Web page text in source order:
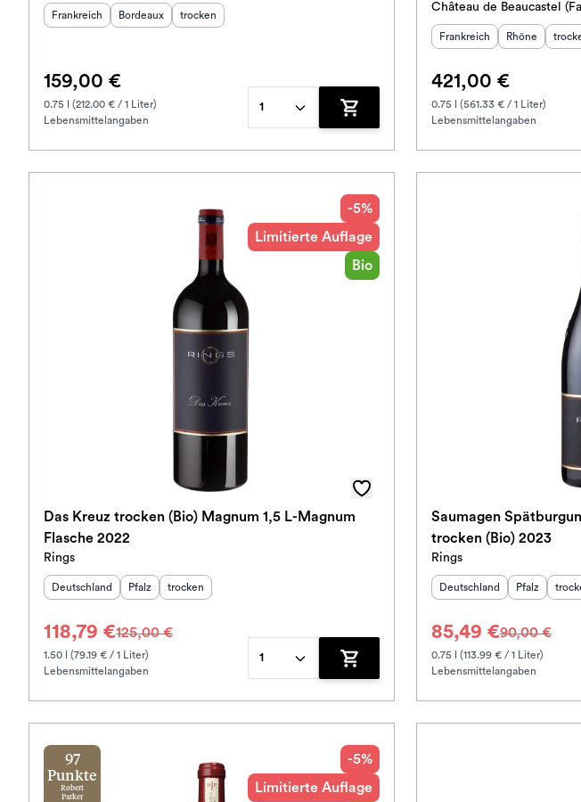
Herkunftsland :
Frankreich Herkunftsregion:
Bordeaux Geschmack
trocken
159,00 €
0.75 l (212.00 € / 1 Liter)
Lebensmittelangaben
1
Zum Warenkorb hinzufügen
Château de Beaucastel
Herkunftsland :
Frankreich Rhône
421,00 €
0.75 l (561.33 € / 1 Liter)
Lebensmittelangaben
-5%
Limitierte Auflage
Bio
Das Kreuz trocken (Bio) Magnum 1,5 L-Magnum
Flasche 2022
Rings
Herkunftsland
Deutschland Herkunftsregion
Pfalz Geschmack
trocken
118,79 €125,00 €
1.50 l (79.19 € / 1 Liter)
Lebensmittelangaben
1
Zum Warenkorb hinzufügen
Saumagen
trocken (Bio) 2023
Rings
Herkunftsland
Deutschland Pfalz
85,49 €90,00 €
0.75 l (113.99 € / 1 Liter)
Lebensmittelangaben
97
Punkte
Robert
Parker
-5%
Limitierte Auflage